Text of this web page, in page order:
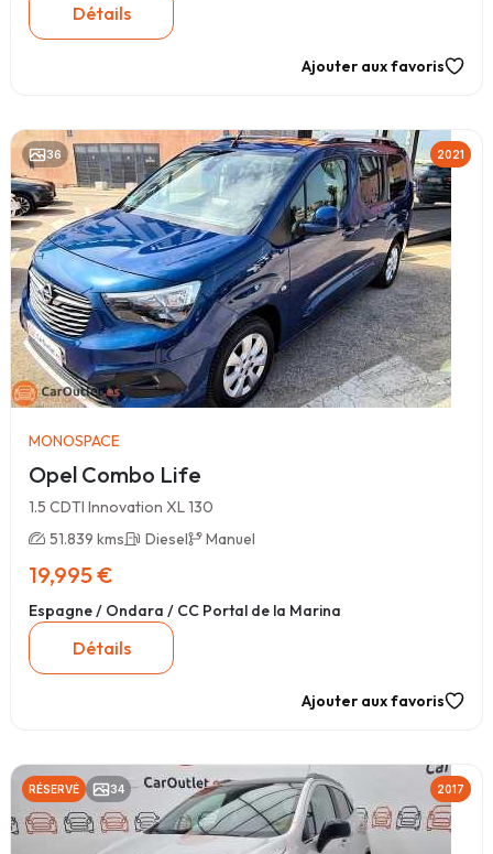
Détails
Ajouter aux favoris
36 2021
MONOSPACE
Opel Combo Life
1.5 CDTI Innovation XL 130
51.839 kms
Diesel Manuel
19,995 €
Espagne / Ondara / CC Portal de la Marina
Détails
Ajouter aux favoris
RÉSERVÉ 34 2017